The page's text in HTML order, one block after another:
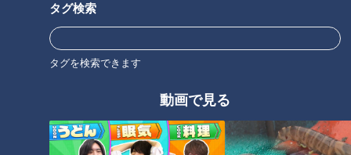
タグ検索
タグを検索できます
動画で見る
どんな食器も、どんな汚れも洗
い流す！ニッポンの「食洗機」
鎧塚シェフ直伝!ひと手間を加え
newsX